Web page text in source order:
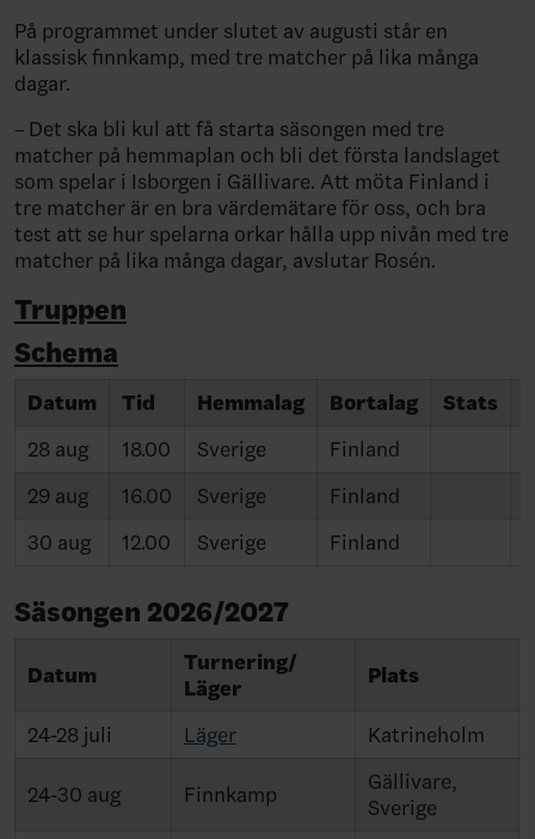
På programmet under slutet av augusti står en
klassisk finnkamp, med tre matcher på lika många
dagar.
– Det ska bli kul att få starta säsongen med tre
matcher på hemmaplan och bli det första landslaget
som spelar i Isborgen i Gällivare. Att möta Finland i
tre matcher är en bra värdemätare för oss, och bra
test att se hur spelarna orkar hålla upp nivån med tre
matcher på lika många dagar, avslutar Rosén.
Truppen
Schema
Datum Tid Hemmalag Bortalag Stats
28 aug
18.00 Sverige Finland
29 aug
16.00 Sverige Finland
30 aug
12.00 Sverige Finland
Säsongen 2026/2027
Datum
Turnering/
Läger
Plats
24-28 juli Läger Katrineholm
24-30 aug Finnkamp
Gällivare,
Sverige